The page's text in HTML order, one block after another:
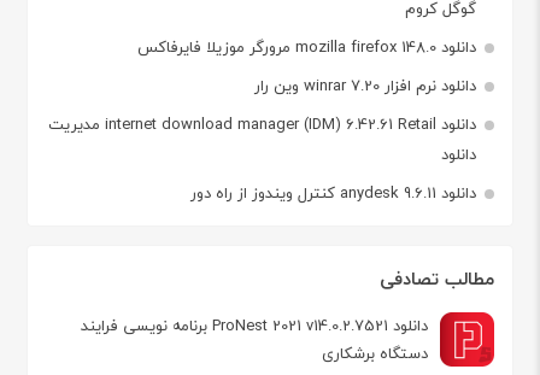
گوگل کروم
دانلود mozilla firefox 148.0 مرورگر موزیلا فایرفاکس
دانلود نرم افزار winrar 7.20 وین رار
دانلود internet download manager (IDM) 6.42.61 Retail مدیریت
دانلود
دانلود anydesk 9.6.11 کنترل ویندوز از راه دور
مطالب تصادفی
دانلود ProNest 2021 v14.0.2.7521 برنامه نویسی فرایند
دستگاه برشکاری